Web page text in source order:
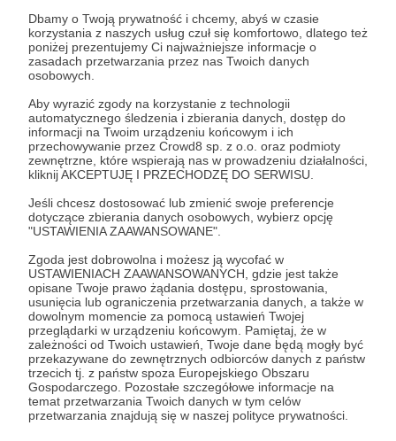
Dbamy o Twoją prywatność i chcemy, abyś w czasie
korzystania z naszych usług czuł się komfortowo, dlatego też
poniżej prezentujemy Ci najważniejsze informacje o
zasadach przetwarzania przez nas Twoich danych
osobowych.
Aby wyrazić zgody na korzystanie z technologii
automatycznego śledzenia i zbierania danych, dostęp do
informacji na Twoim urządzeniu końcowym i ich
przechowywanie przez Crowd8 sp. z o.o. oraz podmioty
zewnętrzne, które wspierają nas w prowadzeniu działalności,
kliknij AKCEPTUJĘ I PRZECHODZĘ DO SERWISU.
Jeśli chcesz dostosować lub zmienić swoje preferencje
dotyczące zbierania danych osobowych, wybierz opcję
"USTAWIENIA ZAAWANSOWANE".
Zgoda jest dobrowolna i możesz ją wycofać w
USTAWIENIACH ZAAWANSOWANYCH, gdzie jest także
opisane Twoje prawo żądania dostępu, sprostowania,
usunięcia lub ograniczenia przetwarzania danych, a także w
dowolnym momencie za pomocą ustawień Twojej
przeglądarki w urządzeniu końcowym. Pamiętaj, że w
zależności od Twoich ustawień, Twoje dane będą mogły być
przekazywane do zewnętrznych odbiorców danych z państw
trzecich tj. z państw spoza Europejskiego Obszaru
Gospodarczego. Pozostałe szczegółowe informacje na
temat przetwarzania Twoich danych w tym celów
przetwarzania znajdują się w naszej polityce prywatności.
Udostępnij
Baybee
Zobacz profil autora
Zobacz również
Baybee_Twoje wsparcie